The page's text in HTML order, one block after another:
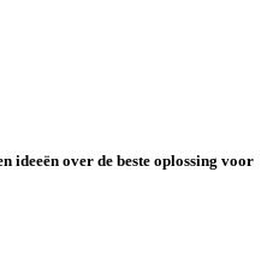
ideeën over de beste oplossing voor